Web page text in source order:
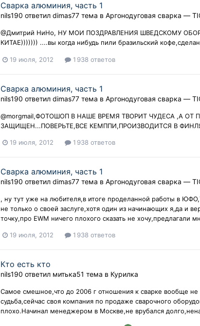
Сварка алюминия, часть 1
nils190 ответилdimas77 тема вАргонодуговая сварка —
@Дмитрий НиНо, НУ МОИ ПОЗДРАВЛЕНИЯ ШВЕДСКОМУ
КИТАЕ))))))) ....вы когда нибудь пили бразильский
19 июля, 2012 1 938 ответов
Сварка алюминия, часть 1
nils190 ответилdimas77 тема вАргонодуговая сварка —
@morgmail,ФОТОШОП В НАШЕ ВРЕМЯ ТВОРИТ ЧУДЕСА ,А
ЗАЩИЩЕН...ПОВЕРЬТЕ,ВСЕ КЕМППИ,ПРОИЗВОДИТСЯ В
19 июля, 2012 1 938 ответов
Сварка алюминия, часть 1
nils190 ответилdimas77 тема вАргонодуговая сварка —
, ну тут уже на любителя,в итоге проделанной работы в
не только о своей заслуге,хотя один из начинающих я,да и
точку,про EWM ничего плохого сказать не хочу,предлагали
19 июля, 2012 1 938 ответов
Кто есть кто
nils190 ответил митька51 тема в Курилка
Самое смешное,что до 2006 г отношения к сварке вообще не
судьба,сейчас своя компания по продаже сварочного
плохо.Начинал менеджером в Москве,не врубался